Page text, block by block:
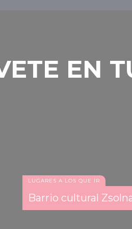
EN
LUGARES A LOS QUE IR
Barrio cultural